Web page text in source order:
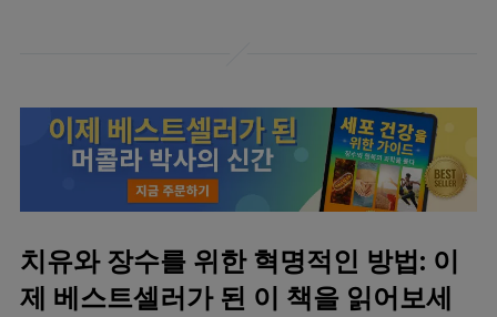
치유와 장수를 위한 혁명적인 방법: 이
제 베스트셀러가 된 이 책을 읽어보세